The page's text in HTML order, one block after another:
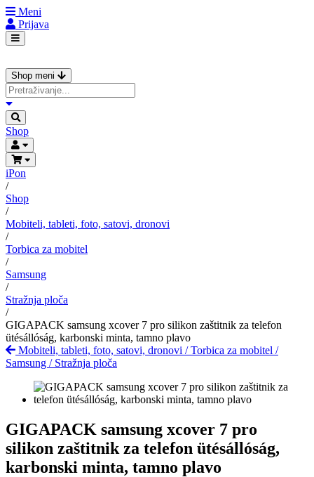
Meni
Prijava
Shop meni
Shop
iPon
/
Shop
/
Mobiteli, tableti, foto, satovi, dronovi
/
Torbica za mobitel
/
Samsung
/
Stražnja ploča
/
GIGAPACK samsung xcover 7 pro silikon zaštitnik za telefon
ütésállóság, karbonski minta, tamno plavo
Mobiteli, tableti, foto, satovi, dronovi /Torbica za mobitel /
Samsung / Stražnja ploča
GIGAPACK samsung xcover 7 pro
silikon zaštitnik za telefon ütésállóság,
karbonski minta, tamno plavo